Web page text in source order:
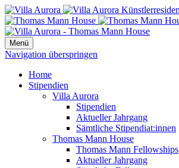
Menü
Navigation überspringen
Home
Stipendien
Villa Aurora
Stipendien
Aktueller Jahrgang
Sämtliche Stipendiat:innen
Thomas Mann House
Thomas Mann Fellowships
Aktueller Jahrgang